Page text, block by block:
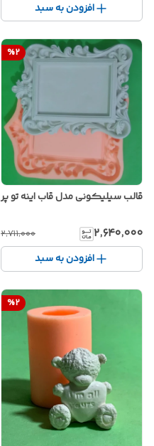
افزودن به سبد
%2
قالب سیلیکونی مدل قاب اینه تو پر
۲٬۶۴۰٬۰۰۰ ۲٬۷۱۱٬۰۰۰
افزودن به سبد
%2